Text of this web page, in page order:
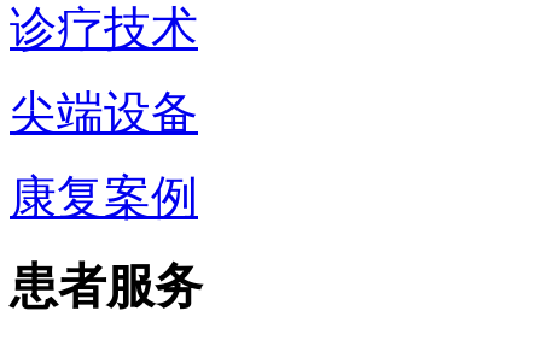
诊疗技术
尖端设备
康复案例
患者服务